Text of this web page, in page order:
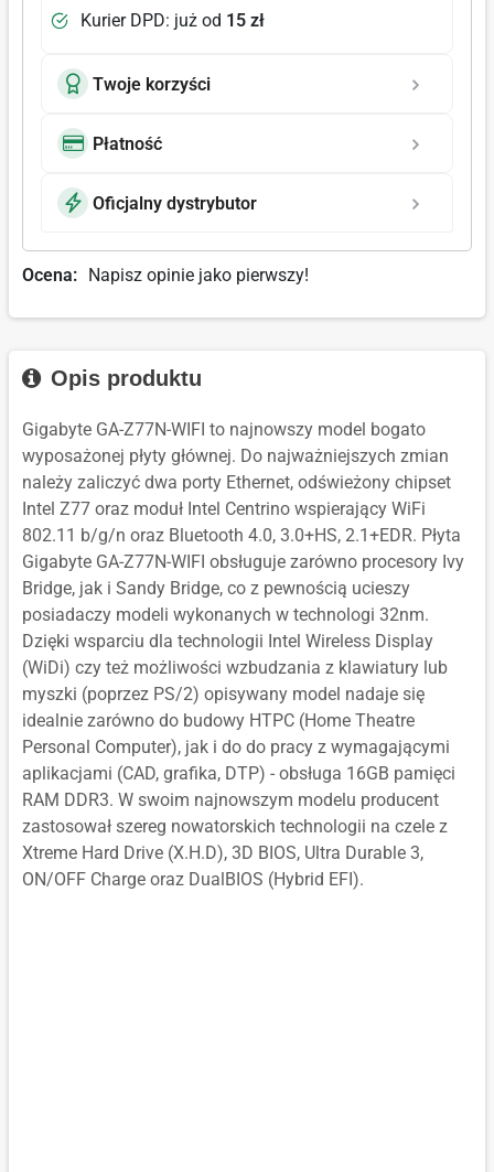
Kurier DPD: już od 15 zł
Twoje korzyści
Płatność
Oficjalny dystrybutor
Ocena: Napisz opinie jako pierwszy!
Opis produktu
Gigabyte GA-Z77N-WIFI to najnowszy model bogato
wyposażonej płyty głównej. Do najważniejszych zmian
należy zaliczyć dwa porty Ethernet, odświeżony chipset
Intel Z77 oraz moduł Intel Centrino wspierający WiFi
802.11 b/g/n oraz Bluetooth 4.0, 3.0+HS, 2.1+EDR. Płyta
Gigabyte GA-Z77N-WIFI obsługuje zarówno procesory Ivy
Bridge, jak i Sandy Bridge, co z pewnością ucieszy
posiadaczy modeli wykonanych w technologi 32nm.
Dzięki wsparciu dla technologii Intel Wireless Display
(WiDi) czy też możliwości wzbudzania z klawiatury lub
myszki (poprzez PS/2) opisywany model nadaje się
idealnie zarówno do budowy HTPC (Home Theatre
Personal Computer), jak i do do pracy z wymagającymi
aplikacjami (CAD, grafika, DTP) - obsługa 16GB pamięci
RAM DDR3. W swoim najnowszym modelu producent
zastosował szereg nowatorskich technologii na czele z
Xtreme Hard Drive (X.H.D), 3D BIOS, Ultra Durable 3,
ON/OFF Charge oraz DualBIOS (Hybrid EFI).